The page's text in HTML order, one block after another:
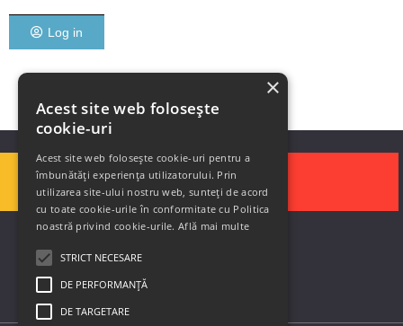
Log in
×
Acest site web folosește
cookie-uri
Acest site web folosește cookie-uri pentru a
îmbunătăți experiența utilizatorului. Prin
utilizarea site-ului nostru web, sunteți de acord
cu toate cookie-urile în conformitate cu Politica
noastră privind cookie-urile. Află mai multe
STRICT NECESARE
DE PERFORMANȚĂ
DE TARGETARE